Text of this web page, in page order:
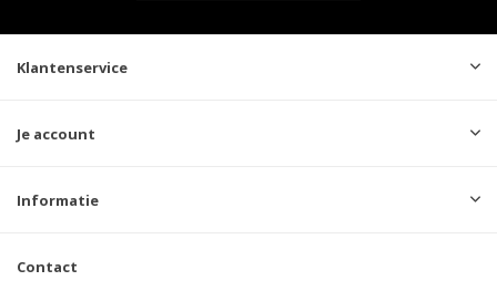
Klantenservice
Je account
Informatie
Contact